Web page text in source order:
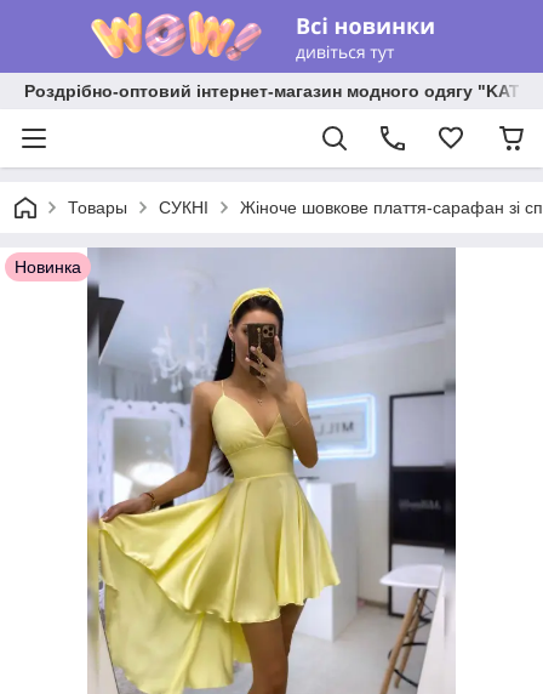
Роздрібно-оптовий інтернет-магазин модного одягу
Товары СУКНІ Жіноче шовкове плаття-сарафан зі
Новинка